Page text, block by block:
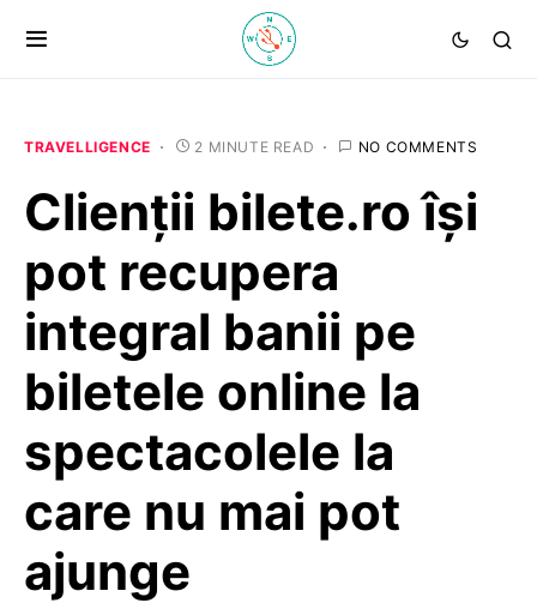
TRAVELLIGENCE 2 MINUTE READ NO COMMENTS
Clienții bilete.ro își
pot recupera
integral banii pe
biletele online la
spectacolele la
care nu mai pot
ajunge